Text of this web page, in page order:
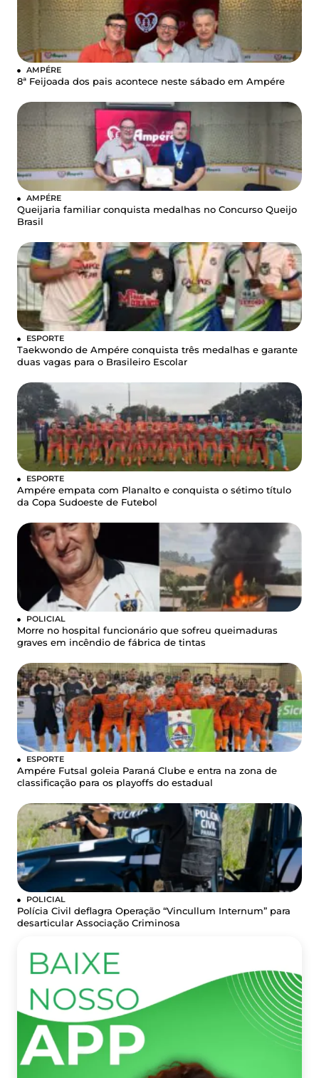
AMPÉRE
8ª Feijoada dos pais acontece neste sábado em Ampére
AMPÉRE
Queijaria familiar conquista medalhas no Concurso Queijo
Brasil
ESPORTE
Taekwondo de Ampére conquista três medalhas e garante
duas vagas para o Brasileiro Escolar
ESPORTE
Ampére empata com Planalto e conquista o sétimo título
da Copa Sudoeste de Futebol
POLICIAL
Morre no hospital funcionário que sofreu queimaduras
graves em incêndio de fábrica de tintas
ESPORTE
Ampére Futsal goleia Paraná Clube e entra na zona de
classificação para os playoffs do estadual
POLICIAL
Polícia Civil deflagra Operação “Vincullum Internum” para
desarticular Associação Criminosa